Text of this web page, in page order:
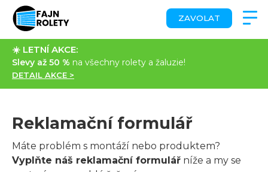
☀️ LETNÍ AKCE:
Slevy až 50 % na všechny rolety a žaluzie!
DETAIL AKCE >
ZAVOLAT
Reklamační formulář
Máte problém s montáží nebo produktem?
Vyplňte náš reklamační formulář níže a my se